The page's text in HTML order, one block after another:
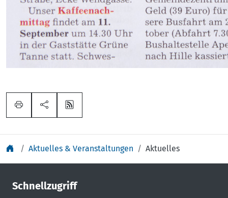
Aktuelles & Veranstaltungen Aktuelles
Schnellzugriff